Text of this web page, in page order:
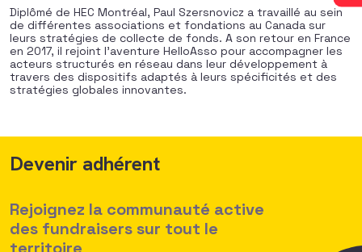
Diplômé de HEC Montréal, Paul Szersnovicz a travaillé au sein
de différentes associations et fondations au Canada sur
leurs stratégies de collecte de fonds. A son retour en France
en 2017, il rejoint l’aventure HelloAsso pour accompagner les
acteurs structurés en réseau dans leur développement à
travers des dispositifs adaptés à leurs spécificités et des
stratégies globales innovantes.
Devenir adhérent
Rejoignez la communauté active
des fundraisers sur tout le